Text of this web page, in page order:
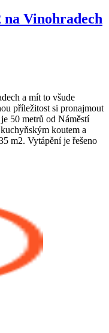
Vinohradech
a mít to všude
příležitost si pronajmout
50 metrů od Náměstí
koutem a
m2. Vytápění je řešeno